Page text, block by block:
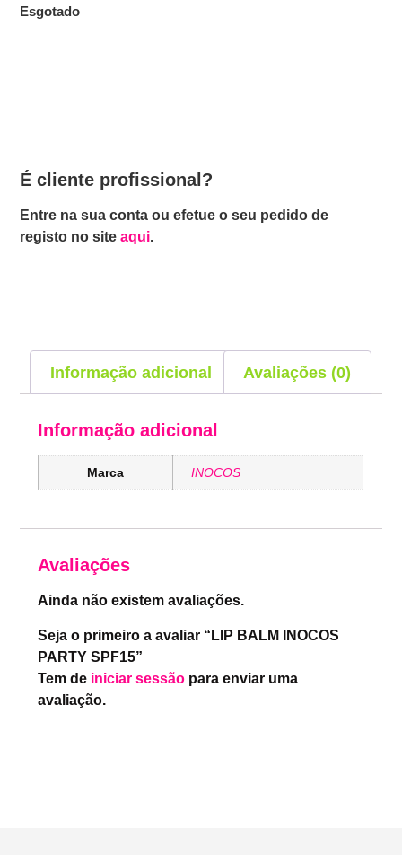
Esgotado
É cliente profissional?
Entre na sua conta ou efetue o seu pedido de
registo no siteaqui.
Informação adicional Avaliações (0)
Informação adicional
Marca INOCOS
Avaliações
Ainda não existem avaliações.
Seja o primeiro a avaliar “LIP BALM INOCOS
PARTY SPF15”
Tem de iniciar sessão para enviar uma
avaliação.